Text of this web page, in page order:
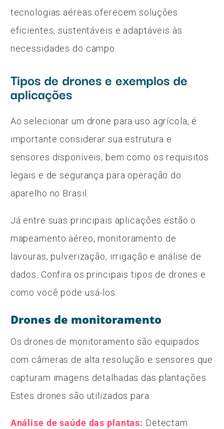
tecnologias aéreas oferecem soluções
eficientes, sustentáveis e adaptáveis às
necessidades do campo.
Tipos de drones e exemplos de
aplicações
Ao selecionar um drone para uso agrícola, é
importante considerar sua estrutura e
sensores disponíveis, bem como os requisitos
legais e de segurança para operação do
aparelho no Brasil.
Já entre suas principais aplicações estão o
mapeamento aéreo, monitoramento de
lavouras, pulverização, irrigação e análise de
dados. Confira os principais tipos de drones e
como você pode usá-los:
Drones de monitoramento
Os drones de monitoramento são equipados
com câmeras de alta resolução e sensores que
capturam imagens detalhadas das plantações.
Estes drones são utilizados para:
Análise de saúde das plantas: Detectam